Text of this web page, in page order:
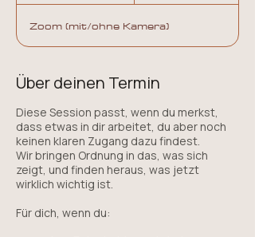
i
n
Zoom (mit/ohne Kamera)
Über deinen Termin
Diese Session passt, wenn du merkst,
dass etwas in dir arbeitet, du aber noch
keinen klaren Zugang dazu findest.
Wir bringen Ordnung in das, was sich
zeigt, und finden heraus, was jetzt
wirklich wichtig ist.
Für dich, wenn du: